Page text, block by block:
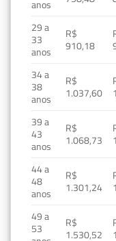
anos
29 a
33
anos
R$
910,18
34 a
38
anos
R$
1.037,60
39 a
43
anos
R$
1.068,73
44 a
48
anos
R$
1.301,24
49 a
53
R$
1.530,52